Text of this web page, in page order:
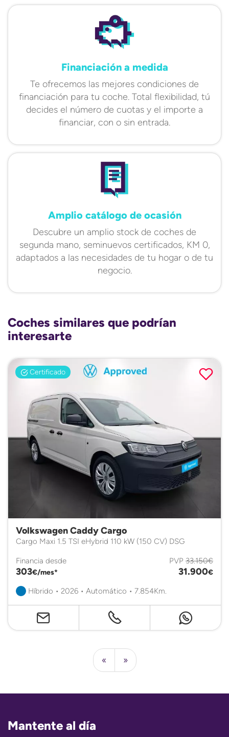
Financiación a medida
Te ofrecemos las mejores condiciones de
financiación para tu coche. Total flexibilidad, tú
decides el número de cuotas y el importe a
financiar, con o sin entrada.
Amplio catálogo de ocasión
Descubre un amplio stock de coches de
segunda mano, seminuevos certificados, KM 0,
adaptados a las necesidades de tu hogar o de tu
negocio.
Coches similares que podrían
interesarte
Certificado
Volkswagen Caddy Cargo
Cargo Maxi 1.5 TSI eHybrid 110 kW (150 CV) DSG
Financia desde
303€/mes*
PVP 33.150€
31.900€
Híbrido • 2026 • Automático • 7.854Km.
« »
Mantente al día